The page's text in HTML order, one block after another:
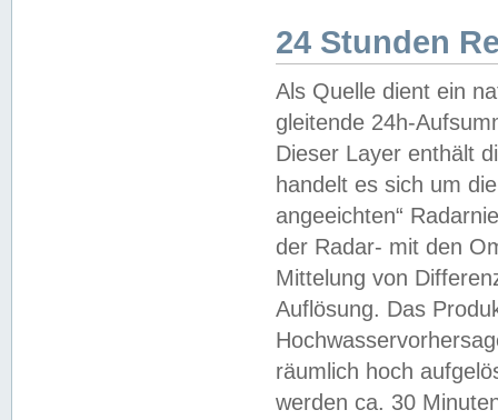
24 Stunden
Als Quelle dient ein
gleitende 24h-
Dieser Layer enthält
handelt es sich um
angeeichten“
der Radar- mit den
Mittelung von
Auflösung. Das
räumlich hoch
werden ca. 30